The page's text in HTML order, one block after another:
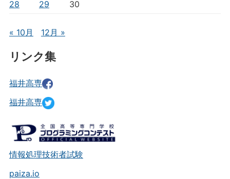
28
29 30
« 10月 12月 »
リンク集
福井高専
福井高専
情報処理技術者試験
paiza.io